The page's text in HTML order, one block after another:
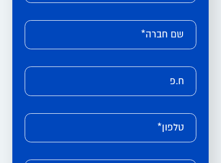
שם חברה*
ח.פ
טלפון*